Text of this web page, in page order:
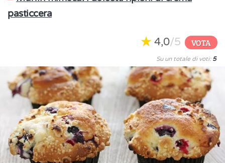
pasticcera
4,0/5 VOTA
Su un totale di voti: 5